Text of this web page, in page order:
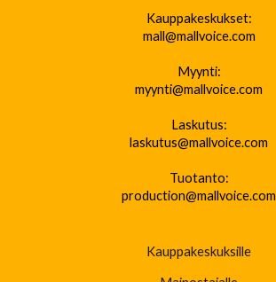
Kauppakeskukset:
mall@mallvoice.com
Myynti:
myynti@mallvoice.com
Laskutus:
laskutus@mallvoice.com
Tuotanto:
production@mallvoice.com
Kauppakeskuksille